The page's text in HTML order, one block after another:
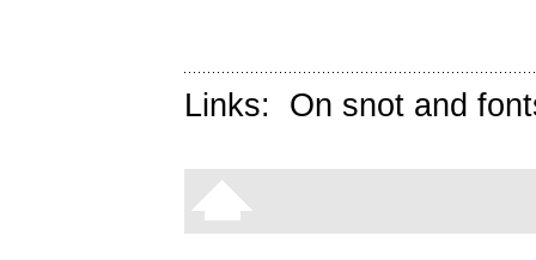
Links: On snot and